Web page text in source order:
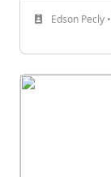
Edson Pecly